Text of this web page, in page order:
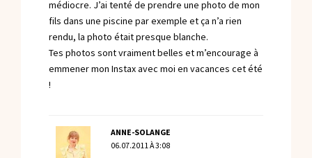
médiocre. J’ai tenté de prendre une photo de mon
fils dans une piscine par exemple et ça n’a rien
rendu, la photo était presque blanche.
Tes photos sont vraiment belles et m’encourage à
emmener mon Instax avec moi en vacances cet été
!
ANNE-SOLANGE
06.07.2011 À 3:08